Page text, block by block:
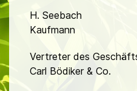
H. Seebach
Kaufmann
Vertreter des
Carl Bödiker & Co.